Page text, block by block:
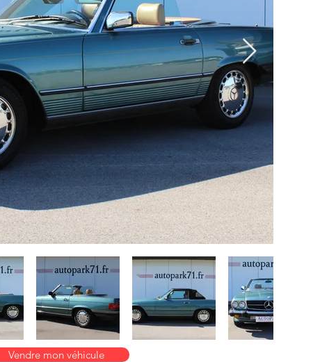
Vendre mon véhicule